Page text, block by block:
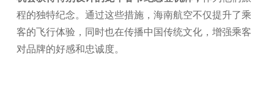
程的独特纪念。通过这些措施，海南航空不仅提升了乘
客的飞行体验，同时也在传播中国传统文化，增强乘客
对品牌的好感和忠诚度。